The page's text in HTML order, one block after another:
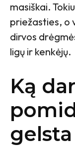
masiškai.
priežasties, o
dirvos
ligų ir kenkėjų.
Ką